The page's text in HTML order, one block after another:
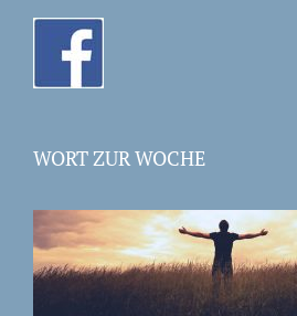
WORT ZUR WOCHE